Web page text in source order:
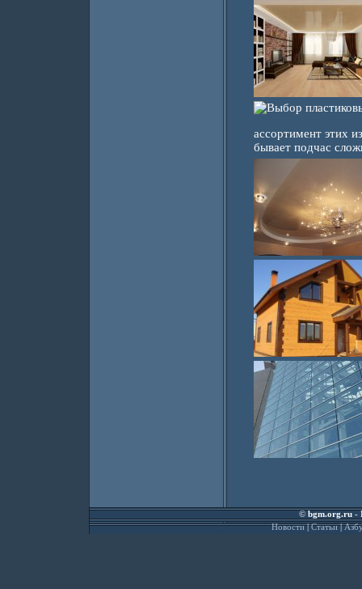
ассортимент этих
бывает подчас
©bgm.org.ru-
Новости|Статьи|